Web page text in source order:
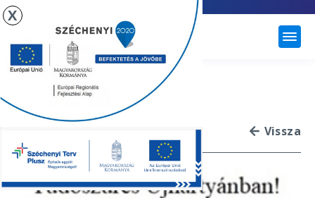
ÚJHARTYÁN
2026. ÉVI TÜDŐSZŰRÉS
ÚJHARTYÁNBAN!
Vissza
X